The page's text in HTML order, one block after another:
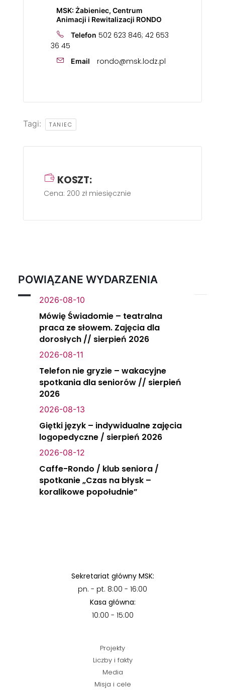
MSK: Żabieniec, Centrum
Animacji i Rewitalizacji RONDO
Telefon 502 623 846; 42 653
36 45
Email rondo@msk.lodz.pl
Tagi: TANIEC
KOSZT:
Cena: 200 zł miesięcznie
POWIĄZANE WYDARZENIA
2026-08-10
Mówię Świadomie – teatralna
praca ze słowem. Zajęcia dla
dorosłych // sierpień 2026
2026-08-11
Telefon nie gryzie – wakacyjne
spotkania dla seniorów // sierpień
2026
2026-08-13
Giętki język – indywidualne zajęcia
logopedyczne / sierpień 2026
2026-08-12
Caffe-Rondo / klub seniora /
spotkanie „Czas na błysk –
koralikowe popołudnie”
Sekretariat główny MSK:
pn. - pt. 8:00 - 16:00
Kasa główna:
10:00 - 15:00
Projekty
Liczby i fakty
Media
Misja i cele